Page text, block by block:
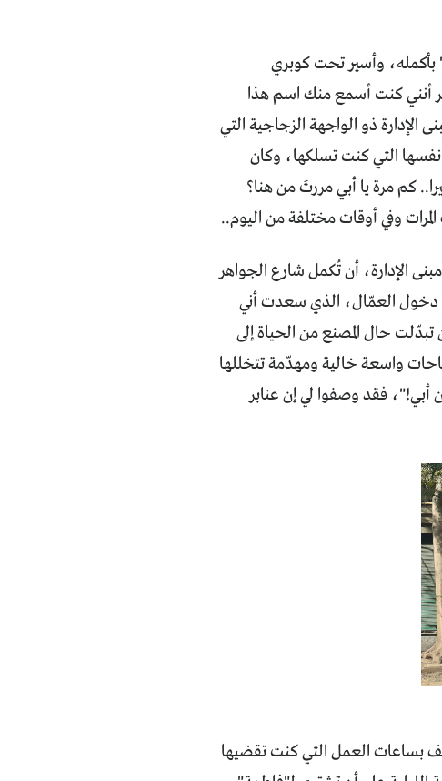
بأكمله، وأسير تحت كوبري
أنني كنت أسمع منك اسم هذا
الإدارة ذو الواجهة الزجاجية التي
التي كنت تسلكها، وكان
كم مرة يا أبي مررتَ من هنا؟
وفي أوقات مختلفة من اليوم..
الإدارة، أن تُكمل شارع الجواهر
دخول العمّال، الذي سعدت أني
حال المصنع من الحياة إلى
واسعة خالية ومهدّمة تتخللها
فقد وصفوا لي إن عنابر
بساعات العمل التي كنت تقضيها